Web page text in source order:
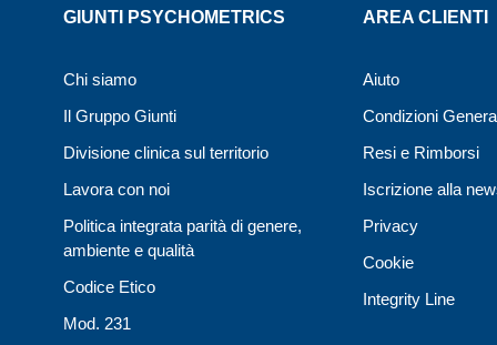
GIUNTI PSYCHOMETRICS
Chi siamo
Il Gruppo Giunti
Divisione clinica sul territorio
Lavora con noi
Politica integrata parità di genere,
ambiente e qualità
Codice Etico
Mod. 231
AREA CLIENTI
Aiuto
Condizioni
Resi e Rimborsi
Iscrizione alla
Privacy
Cookie
Integrity Line